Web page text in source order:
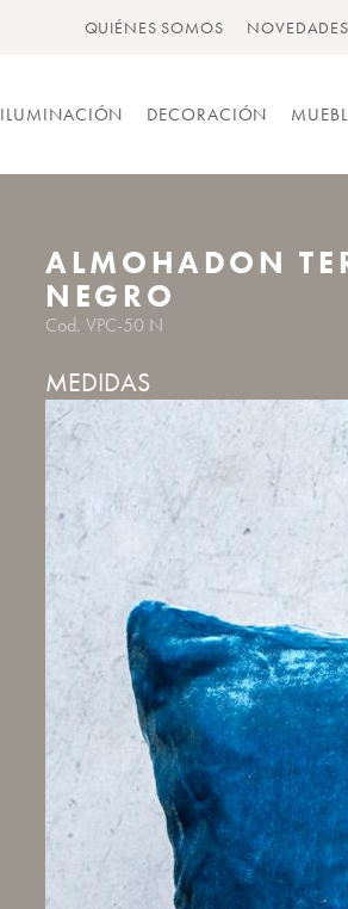
QUIÉNES SOMOS NOVEDADES
ILUMINACIÓN DECORACIÓN
ALMOHADON
NEGRO
Cod. VPC-50 N
MEDIDAS